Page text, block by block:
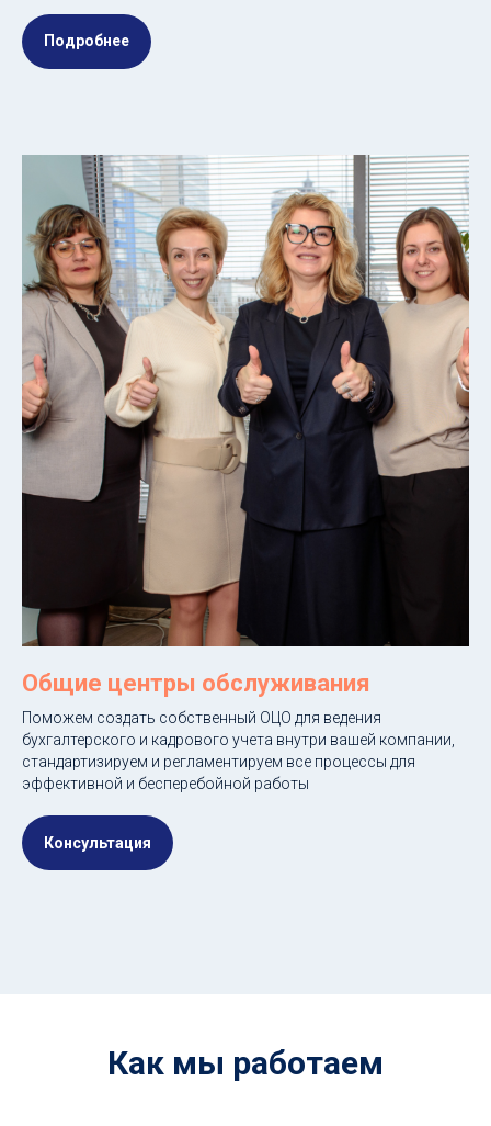
Подробнее
Общие центры обслуживания
Поможем создать собственный ОЦО для ведения
бухгалтерского и кадрового учета внутри вашей компании,
стандартизируем и регламентируем все процессы для
эффективной и бесперебойной работы
Консультация
Как мы работаем